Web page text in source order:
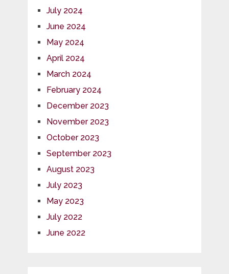
July 2024
June 2024
May 2024
April 2024
March 2024
February 2024
December 2023
November 2023
October 2023
September 2023
August 2023
July 2023
May 2023
July 2022
June 2022